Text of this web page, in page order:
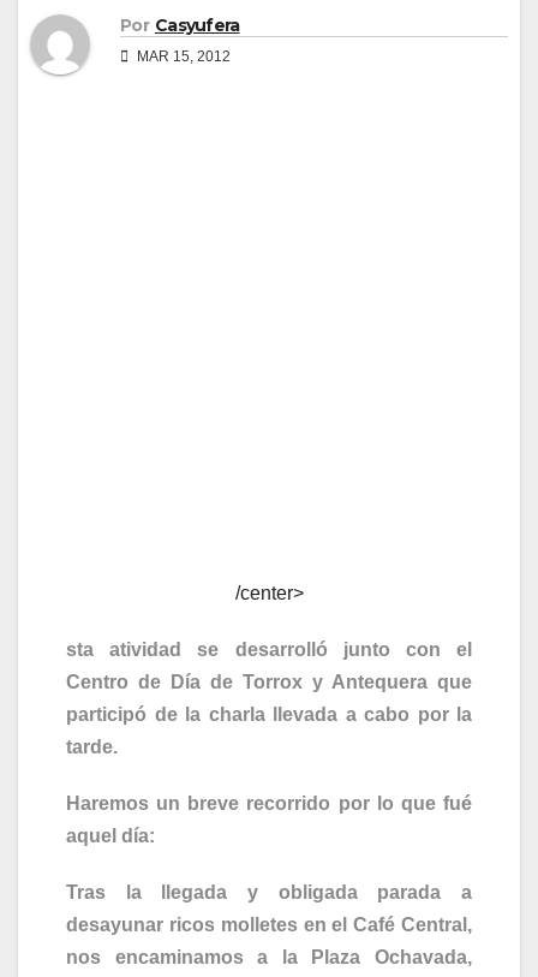
Por Casyufera
MAR 15, 2012
/center>
sta atividad se desarrolló junto con el
Centro de Día de Torrox y Antequera que
participó de la charla llevada a cabo por la
tarde.
Haremos un breve recorrido por lo que fué
aquel día:
Tras la llegada y obligada parada a
desayunar ricos molletes en el Café Central,
nos encaminamos a la Plaza Ochavada,